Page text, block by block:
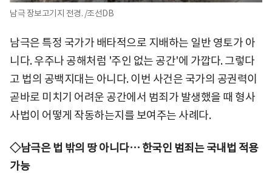
남극 장보고기지 전경. /조선DB
남극은 특정 국가가 배타적으로 지배하는 일반 영토가 아
니다. 우주나 공해처럼 '주인 없는 공간'에 가깝다. 그렇다
고 법의 공백지대는 아니다. 이번 사건은 국가의 공권력이
곧바로 미치기 어려운 공간에서 범죄가 발생했을 때 형사
사법이 어떻게 작동하는지를 보여주는 사례다.
◇남극은 법 밖의 땅 아니다… 한국인 범죄는 국내법 적용
가능